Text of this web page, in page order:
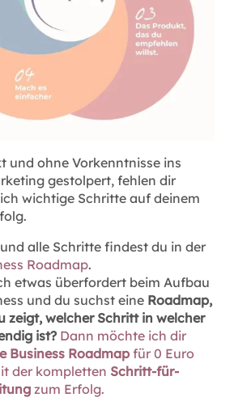
und ohne Vorkenntnisse ins
gestolpert, fehlen dir
wichtige Schritte auf deinem
alle Schritte findest du in der
Roadmap.
etwas überfordert beim Aufbau
und du suchst eine Roadmap,
zeigt, welcher Schritt in welcher
ist? Dann möchte ich dir
Business Roadmapfür 0 Euro
der kompletten Schritt-für-
zum Erfolg.